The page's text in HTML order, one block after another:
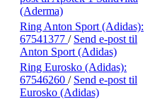
(Aderma)
Ring Anton Sport (Adidas):
67541377 / Send e-post til
Anton Sport (Adidas)
Ring Eurosko (Adidas):
67546260 / Send e-post til
Eurosko (Adidas)